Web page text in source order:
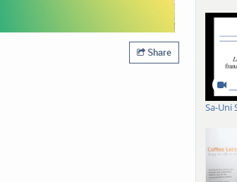
Share
Sa-Uni